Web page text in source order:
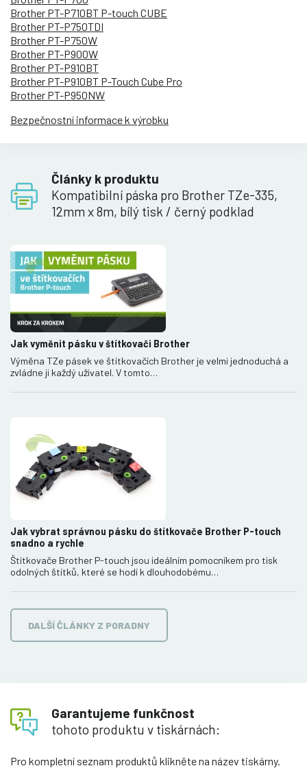
Brother PT-P710BT P-touch CUBE
Brother PT-P750TDI
Brother PT-P750W
Brother PT-P900W
Brother PT-P910BT
Brother PT-P910BT P-Touch Cube Pro
Brother PT-P950NW
Bezpečnostní informace k výrobku
Články k produktu
Kompatibilní páska pro Brother TZe-335,
12mm x 8m, bílý tisk / černý podklad
Jak vyměnit pásku v štítkovači Brother
Výměna TZe pásek ve štítkovačích Brother je velmi jednoduchá a
zvládne ji každý uživatel. V tomto…
Jak vybrat správnou pásku do štítkovače Brother P-touch
snadno a rychle
Štítkovače Brother P-touch jsou ideálním pomocníkem pro tisk
odolných štítků, které se hodí k dlouhodobému…
DALŠÍ ČLÁNKY Z PORADNY
Garantujeme funkčnost
tohoto produktu v tiskárnách:
Pro kompletní seznam produktů klikněte na název tiskárny.